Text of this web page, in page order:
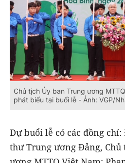
Chủ tịch Ủy ban Trung ương
phát biểu tại buổi lễ - Ảnh: VGP/
Dự buổi lễ có các đồng
thư Trung ương Đảng, Chủ